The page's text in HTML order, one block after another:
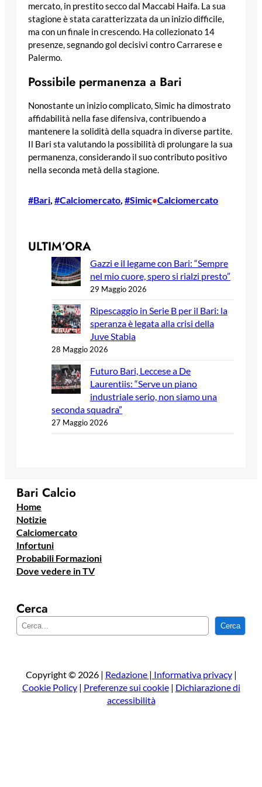
mercato, in prestito secco dal Maccabi Haifa. La sua
stagione è stata caratterizzata da un inizio difficile,
ma con un finale in crescendo. Ha collezionato 14
presenze, segnando gol decisivi contro Carrarese e
Palermo.
Possibile permanenza a Bari
Nonostante un inizio complicato, Simic ha dimostrato
affidabilità nella fase difensiva, contribuendo a
mantenere la solidità della squadra in diverse partite.
Il Bari sta valutando la possibilità di prolungare la sua
permanenza, considerando il suo contributo positivo
nella seconda metà della stagione.
#Bari, #Calciomercato, #Simic•Calciomercato
ULTIM’ORA
Gazzi e il legame con Bari: “Sempre
nel mio cuore, spero si rialzi presto”
29 Maggio 2026
Ripescaggio in Serie B per il Bari: la
speranza è legata alla crisi della
Juve Stabia
28 Maggio 2026
Futuro Bari, Leccese a De
Laurentiis: “Serve un piano
industriale serio, non siamo una
seconda squadra”
27 Maggio 2026
Bari Calcio
Home
Notizie
Calciomercato
Infortuni
Probabili Formazioni
Dove vedere in TV
Cerca
e
a
Cerca
Copyright © 2026 | Redazione | Informativa privacy|
Cookie Policy| Preferenze sui cookie| Dichiarazione di
accessibilità